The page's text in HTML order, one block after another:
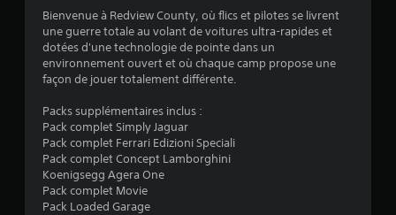
.
Bienvenue à Redview County, où flics et pilotes se livrent
une guerre totale au volant de voitures ultra-rapides et
dotées d'une technologie de pointe dans un
environnement ouvert et où chaque camp propose une
façon de jouer totalement différente.
Packs supplémentaires inclus :
Pack complet Simply Jaguar
Pack complet Ferrari Edizioni Speciali
Pack complet Concept Lamborghini
Koenigsegg Agera One
Pack complet Movie
Pack Loaded Garage